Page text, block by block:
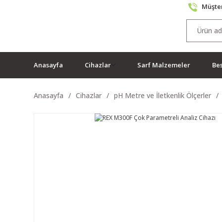
Anasayfa Cihazlar Sarf Malzemeler
Anasayfa Cihazlar pH Metre ve İletkenlik Ölçerler